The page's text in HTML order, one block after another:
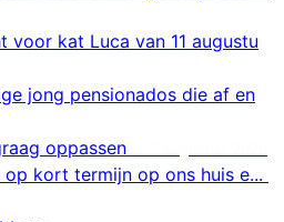
voor kat Luca van 11 augustu
jong pensionados die af en
oppassen
kort termijn op ons huis e...